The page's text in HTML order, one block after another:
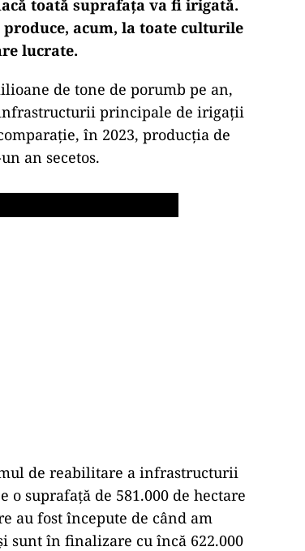
toată suprafața va fi irigată.
acum, la toate culturile
lucrate.
de tone de porumb pe an,
principale de irigaţii
în 2023, producția de
an secetos.
de reabilitare a infrastructurii
suprafaţă de 581.000 de hectare
au fost începute de când am
în finalizare cu încă 622.000